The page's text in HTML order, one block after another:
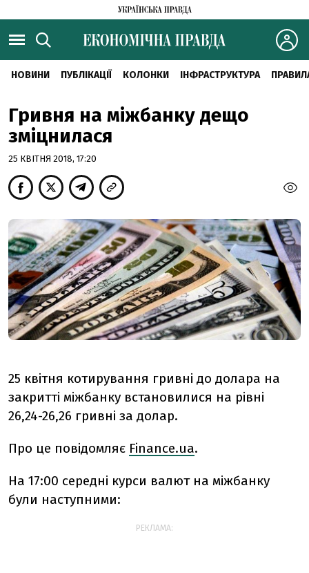
НОВИНИ ПУБЛІКАЦІЇ КОЛОНКИ ІНФРАСТРУКТУРА
Гривня на міжбанку дещо
зміцнилася
25 КВІТНЯ 2018, 17:20
25 квітня котирування гривні до долара на
закритті міжбанку встановилися на рівні
26,24-26,26 гривні за долар.
Про це повідомляє Finance.ua.
На 17:00 середні курси валют на міжбанку
були наступними:
РЕКЛАМА: